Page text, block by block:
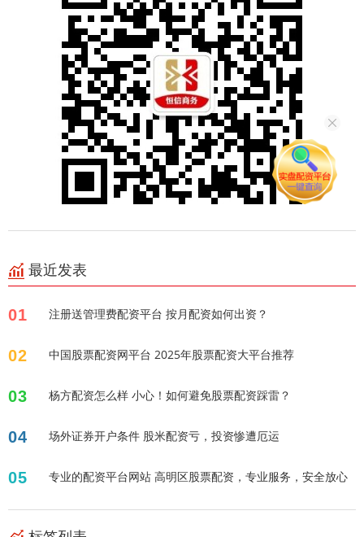
最近发表
01 注册送管理费配资平台 按月配资如何出资？
02 中国股票配资网平台 2025年股票配资大平台推荐
03 杨方配资怎么样 小心！如何避免股票配资踩雷？
04 场外证券开户条件 股米配资亏，投资惨遭厄运
05 专业的配资平台网站 高明区股票配资，专业服务，安全放心